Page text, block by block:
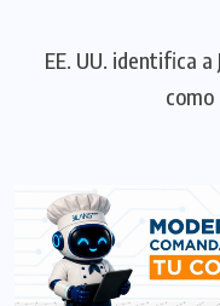
EE. UU. identifica a
como